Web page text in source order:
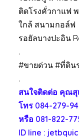
ติดโรงคั่วกาแฟ
ใกล้ สนามกอล์ฟ
รอยัลบางปะอิน
.
#ขายด่วน #ที่ดิน
.
สนใจติดต่อ คุณสุ
โทร 084-279-
หรือ 081-822-
ID line :